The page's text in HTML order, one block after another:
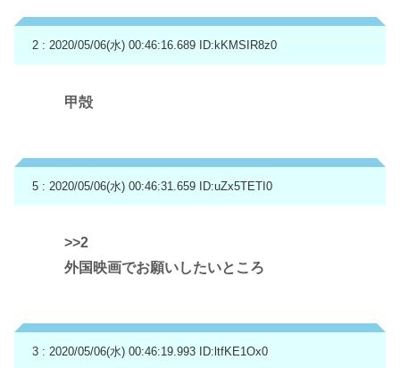
2 : 2020/05/06(水) 00:46:16.689 ID:kKMSIR8z0
甲殻
5 : 2020/05/06(水) 00:46:31.659 ID:uZx5TETI0
>>2
外国映画でお願いしたいところ
3 : 2020/05/06(水) 00:46:19.993 ID:ltfKE1Ox0